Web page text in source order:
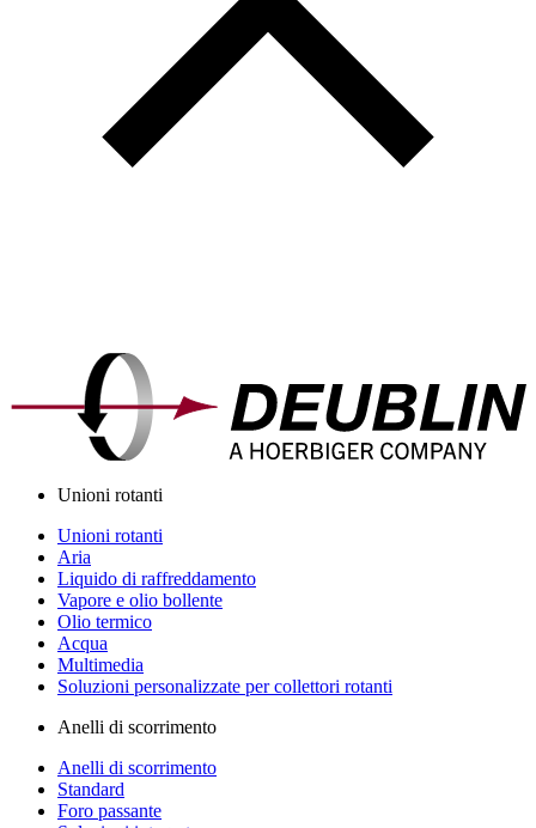
Unioni rotanti
Unioni rotanti
Aria
Liquido di raffreddamento
Vapore e olio bollente
Olio termico
Acqua
Multimedia
Soluzioni personalizzate per collettori rotanti
Anelli di scorrimento
Anelli di scorrimento
Standard
Foro passante